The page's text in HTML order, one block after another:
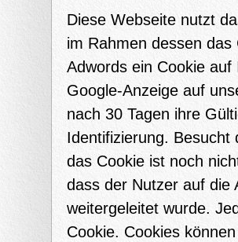
Diese Webseite nutzt
im Rahmen dessen
Adwords ein Cookie
Google-Anzeige auf
nach 30 Tagen ihre
Identifizierung.
das Cookie ist noch
dass der Nutzer auf die
weitergeleitet wurde.
Cookie. Cookies